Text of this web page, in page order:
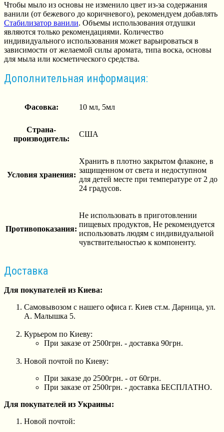
Чтобы мыло из основы не изменило цвет из-за содержания
ванили (от бежевого до коричневого), рекомендуем добавлять
Стабилизатор ванили. Объемы использования отдушки
являются только рекомендациями. Количество
индивидуального использования может варьироваться в
зависимости от желаемой силы аромата, типа воска, основы
для мыла или косметического средства.
Дополнительная информация:
Фасовка: 10 мл, 5мл
Страна-
производитель:
США
Условия хранения:
Хранить в плотно закрытом флаконе, в
защищенном от света и недоступном
для детей месте при температуре от 2 до
24 градусов.
Противопоказания:
Не использовать в приготовлении
пищевых продуктов, Не рекомендуется
использовать людям с индивидуальной
чувствительностью к компоненту.
Доставка
Для покупателей из Киева:
Самовывозом с нашего офиса г. Киев ст.м. Дарница, ул.
А. Малышка 5.
Курьером по Киеву:
При заказе от 2500грн. - доставка 90грн.
Новой почтой по Киеву:
При заказе до 2500грн. - от 60грн.
При заказе от 2500грн. - доставка БЕСПЛАТНО.
Для покупателей из Украины:
Новой почтой: